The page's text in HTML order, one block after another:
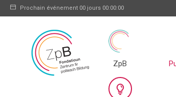
Prochain événement 00 jours 00:00:00
ZpB